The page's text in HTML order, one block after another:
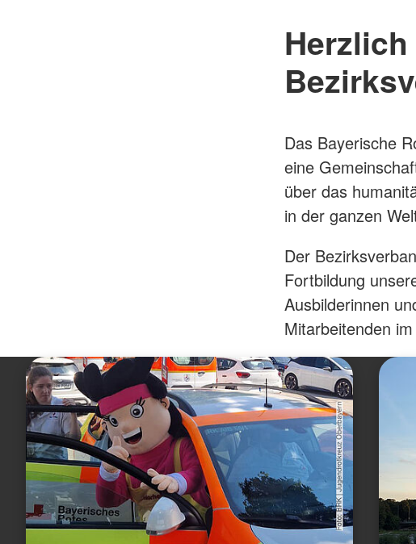
Das Bayerische
eine
über das
in der ganzen
Der
Fortbildung
Ausbilderinnen
Mitarbeitenden